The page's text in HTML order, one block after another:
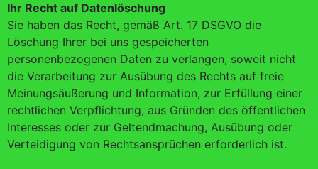
Ihr Recht auf Datenlöschung
Sie haben das Recht, gemäß Art. 17 DSGVO die
Löschung Ihrer bei uns gespeicherten
personenbezogenen Daten zu verlangen, soweit nicht
die Verarbeitung zur Ausübung des Rechts auf freie
Meinungsäußerung und Information, zur Erfüllung einer
rechtlichen Verpflichtung, aus Gründen des öffentlichen
Interesses oder zur Geltendmachung, Ausübung oder
Verteidigung von Rechtsansprüchen erforderlich ist.